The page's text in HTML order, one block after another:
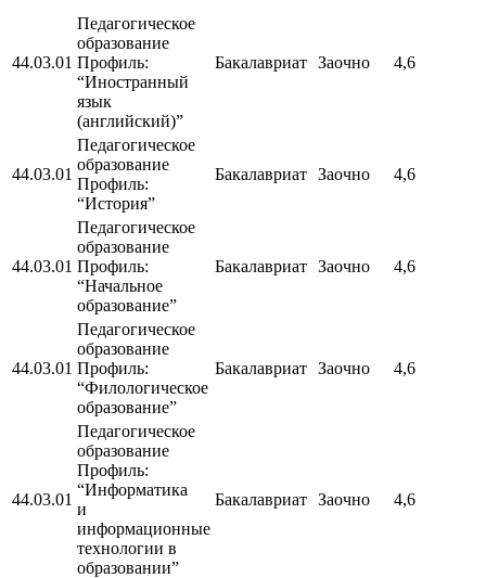
44.03.01
Педагогическое
образование
Профиль:
“Иностранный
язык
(английский)”
Бакалавриат Заочно 4,6
44.03.01
Педагогическое
образование
Профиль:
“История”
Бакалавриат Заочно 4,6
44.03.01
Педагогическое
образование
Профиль:
“Начальное
образование”
Бакалавриат Заочно 4,6
44.03.01
Педагогическое
образование
Профиль:
“Филологическое
образование”
Бакалавриат Заочно 4,6
44.03.01
Педагогическое
образование
Профиль:
“Информатика
и
информационные
технологии в
образовании”
Бакалавриат Заочно 4,6